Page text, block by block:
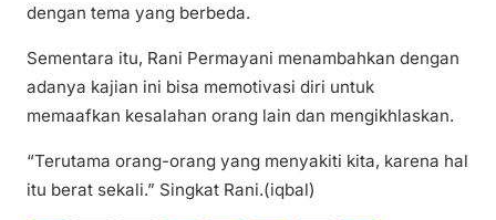
dengan tema yang berbeda.
Sementara itu, Rani Permayani menambahkan dengan
adanya kajian ini bisa memotivasi diri untuk
memaafkan kesalahan orang lain dan mengikhlaskan.
“Terutama orang-orang yang menyakiti kita, karena hal
itu berat sekali.” Singkat Rani.(iqbal)